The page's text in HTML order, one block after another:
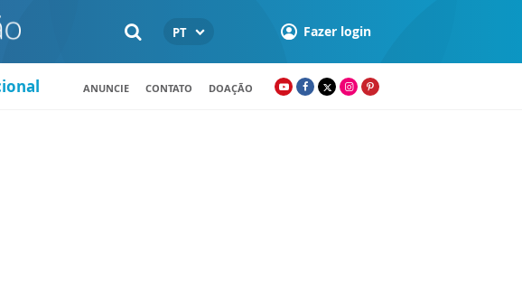
PT Fazer login
ANUNCIE CONTATO DOAÇÃO